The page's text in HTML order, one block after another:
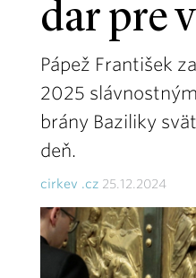
dar pre
Pápež František
2025
brány Baziliky
deň.
cirkev .cz 25.12.2024